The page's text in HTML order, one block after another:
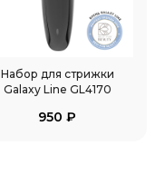
Набор для стрижки
Galaxy Line GL4170
950₽